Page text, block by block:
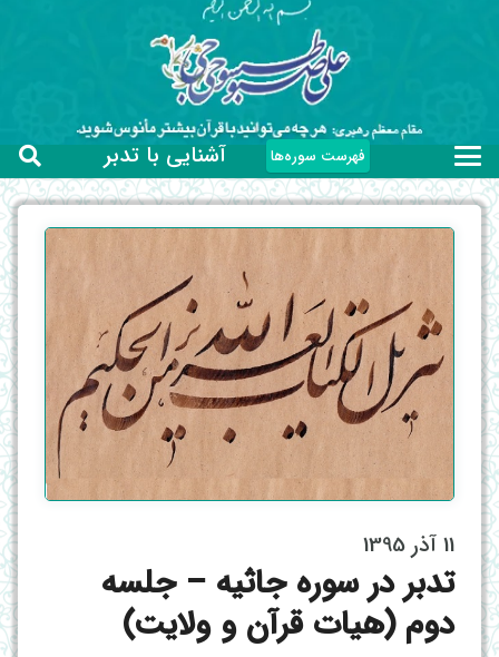
فهرست سوره‌ها آشنایی با تدبر
11 آذر 1395
تدبر در سوره جاثیه – جلسه
دوم (هیات قرآن و ولایت)